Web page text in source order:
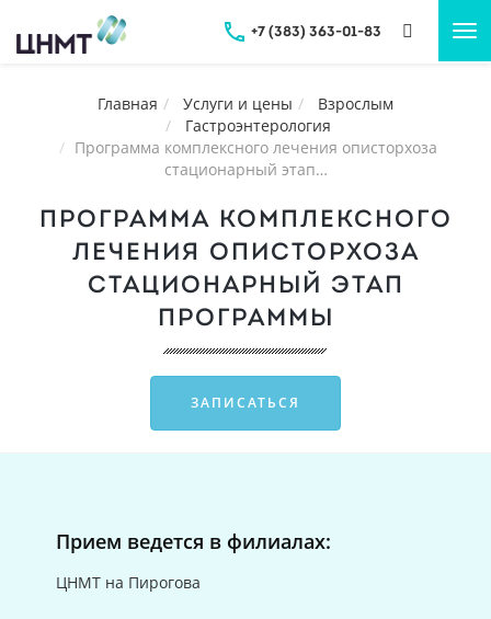
+7 (383) 363-01-83
Главная Услуги и цены
Взрослым
Гастроэнтерология
Программа комплексного лечения описторхоза
стационарный этап…
ПРОГРАММА КОМПЛЕКСНОГО
ЛЕЧЕНИЯ ОПИСТОРХОЗА
СТАЦИОНАРНЫЙ ЭТАП
ПРОГРАММЫ
ЗАПИСАТЬСЯ
Прием ведется в филиалах:
ЦНМТ на Пирогова